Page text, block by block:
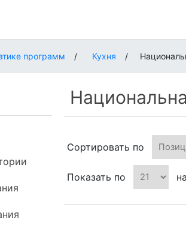
программ / Кухня /
Сортировать по
Показать по